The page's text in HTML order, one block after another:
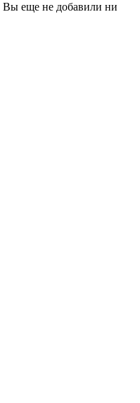
Вы еще не добавили ни